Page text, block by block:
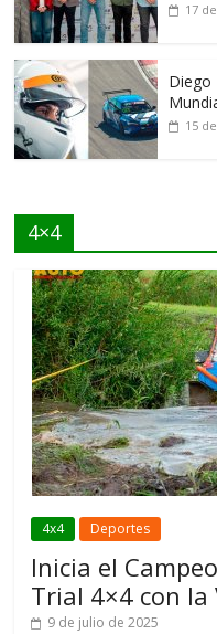
17
Diego
15
4×4
4x4 Deportes
Inicia el
Trial 4×4 con la
9 de julio de 2025